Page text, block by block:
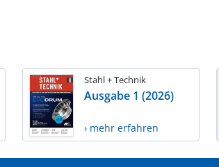
Stahl + Technik
Ausgabe 1 (2026)
› mehr erfahren